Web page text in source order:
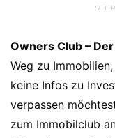
Owners Club –
Weg zu
keine Infos zu
verpassen
zum Immobilclub